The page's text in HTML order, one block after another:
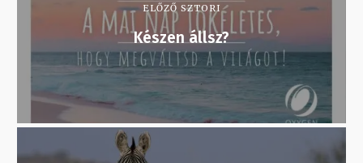
ELŐZŐ SZTORI
Készen állsz?